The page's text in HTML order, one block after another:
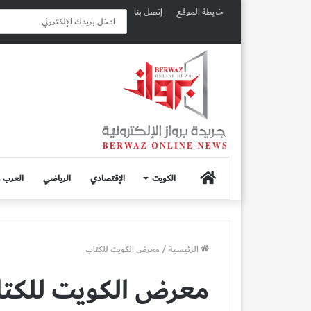
خريطة الموقع إتصل بنا
الصفحة
الرئيسية
الكويت الإقتصادي الرياضي العرب
الرئيسية/معرض الكويت للكتاب
معرض الكويت